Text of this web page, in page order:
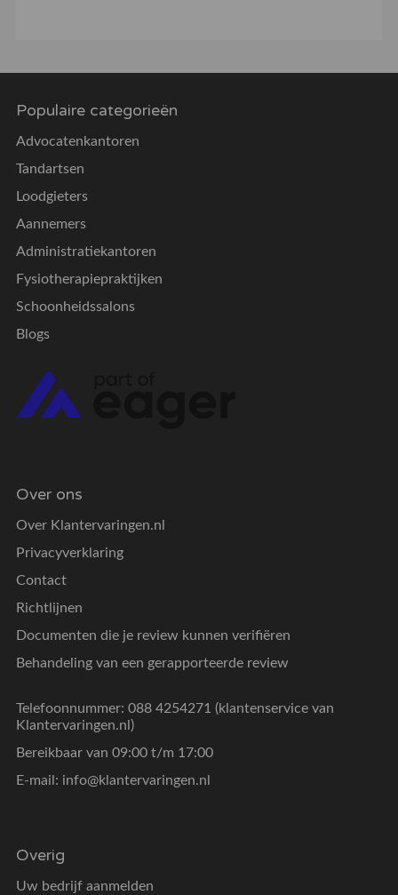
Populaire categorieën
Advocatenkantoren
Tandartsen
Loodgieters
Aannemers
Administratiekantoren
Fysiotherapiepraktijken
Schoonheidssalons
Blogs
Over ons
Over Klantervaringen.nl
Privacyverklaring
Contact
Richtlijnen
Documenten die je review kunnen verifiëren
Behandeling van een gerapporteerde review
Telefoonnummer: 088 4254271 (klantenservice van
Klantervaringen.nl)
Bereikbaar van 09:00 t/m 17:00
E-mail: info@klantervaringen.nl
Overig
Uw bedrijf aanmelden